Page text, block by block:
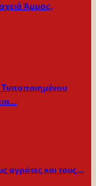
Άμμος,
Τυποποιημένου
αγρότες και τους…